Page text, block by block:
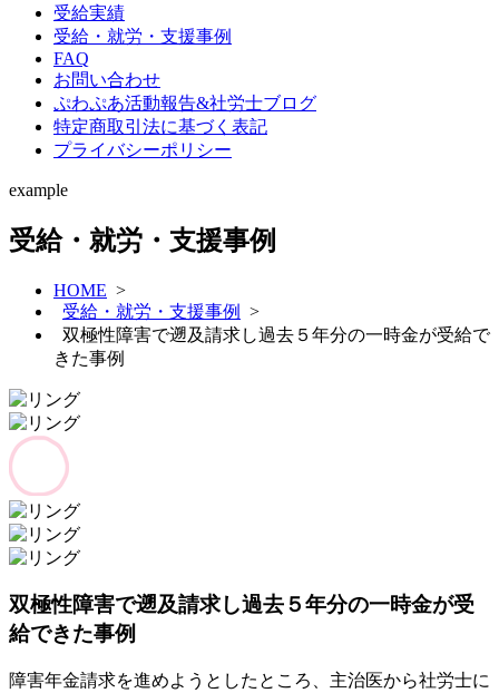
受給実績
受給・就労・支援事例
FAQ
お問い合わせ
ぷわぷあ活動報告&社労士ブログ
特定商取引法に基づく表記
プライバシーポリシー
example
受給・就労・支援事例
HOME >
受給・就労・支援事例
>
双極性障害で遡及請求し過去５年分の一時金が受給で
きた事例
双極性障害で遡及請求し過去５年分の一時金が受
給できた事例
障害年金請求を進めようとしたところ、主治医から社労士に